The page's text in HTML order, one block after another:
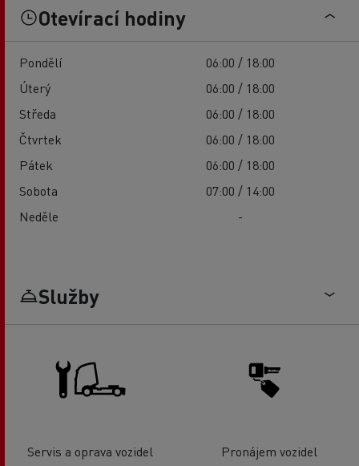
Otevírací hodiny
Pondělí
06:00 / 18:00
Úterý
06:00 / 18:00
Středa
06:00 / 18:00
Čtvrtek
06:00 / 18:00
Pátek
06:00 / 18:00
Sobota
07:00 / 14:00
Neděle
-
Služby
Servis a oprava vozidel Pronájem vozidel